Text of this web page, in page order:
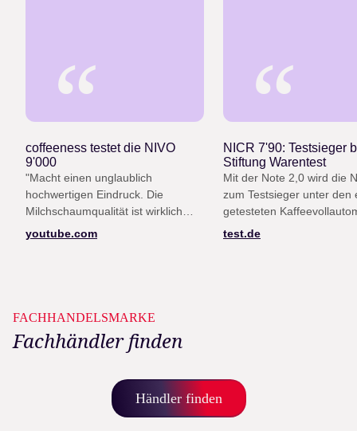
“
coffeeness testet die NIVO
9'000
"Macht einen unglaublich
hochwertigen Eindruck. Die
Milchschaumqualität ist wirklich
gut, die Lautstärke ist niedrig, das
youtube.com
“
NICR 7'90: Testsieger
Stiftung Warentest
Mit der Note 2,0 wird die
zum Testsieger unter den
getesteten
(Heft 12/25)
test.de
FACHHANDELSMARKE
Fachhändler finden
Händler finden